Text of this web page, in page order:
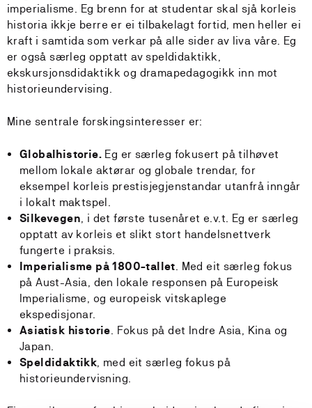
imperialisme. Eg brenn for at studentar skal sjå korleis
historia ikkje berre er ei tilbakelagt fortid, men heller ei
kraft i samtida som verkar på alle sider av liva våre. Eg
er også særleg opptatt av speldidaktikk,
ekskursjonsdidaktikk og dramapedagogikk inn mot
historieundervising.
Mine sentrale forskingsinteresser er:
Globalhistorie. Eg er særleg fokusert på tilhøvet
mellom lokale aktørar og globale trendar, for
eksempel korleis prestisjegjenstandar utanfrå inngår
i lokalt maktspel.
Silkevegen, i det første tusenåret e.v.t. Eg er særleg
opptatt av korleis et slikt stort handelsnettverk
fungerte i praksis.
Imperialisme på 1800-tallet. Med eit særleg fokus
på Aust-Asia, den lokale responsen på Europeisk
Imperialisme, og europeisk vitskaplege
ekspedisjonar.
Asiatisk historie. Fokus på det Indre Asia, Kina og
Japan.
Speldidaktikk, med eit særleg fokus på
historieundervisning.